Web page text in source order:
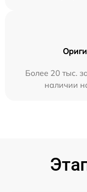
Более 20 тыс.
наличии